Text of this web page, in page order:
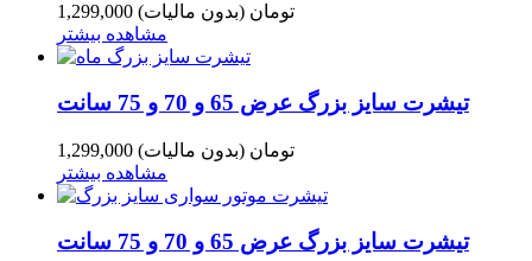
1,299,000 تومان (بدون مالیات)
مشاهده بیشتر
تیشرت سایز بزرگ عرض 65 و 70 و 75 سانت
1,299,000 تومان (بدون مالیات)
مشاهده بیشتر
تیشرت سایز بزرگ عرض 65 و 70 و 75 سانت